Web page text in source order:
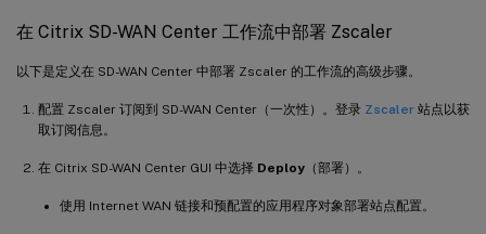
在 Citrix SD-WAN Center 工作流中部署 Zscaler
以下是定义在 SD-WAN Center 中部署 Zscaler 的工作流的高级步骤。
配置 Zscaler 订阅到 SD-WAN Center（一次性）。登录 Zscaler 站点以获
取订阅信息。
在 Citrix SD-WAN Center GUI 中选择 Deploy （部署）。
使用 Internet WAN 链接和预配置的应用程序对象部署站点配置。